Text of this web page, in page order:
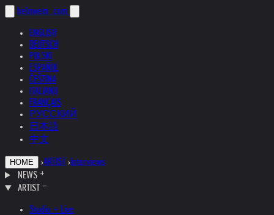
helnwein .com
ENGLISH
DEUTSCH
POLSKI
ESPAÑOL
ČEŠTINA
ITALIANO
FRANÇAIS
РУССКИЙ
日本語
中文
HOME ›ARTIST ›Interviews
NEWS
ARTIST
Studio + Live